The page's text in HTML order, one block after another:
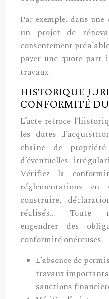
Par exemple, dans
un projet de
consentement
payer une quote-part
travaux.
HISTORIQUE
CONFORMITÉ
L’acte retrace
les dates
chaîne de
d’éventuelles
Vérifiez la
réglementations
construire,
réalisés… Toute
engendrer des
conformité onéreuses.
L’absence de
travaux
sanctions